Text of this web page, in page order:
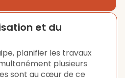
et du
planifier les travaux
plusieurs
sont au cœur de ce